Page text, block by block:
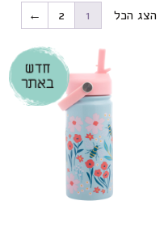
1
2
← הצג הכל